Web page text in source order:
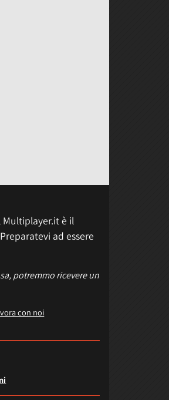
è il
ad essere
potremmo ricevere un
con noi